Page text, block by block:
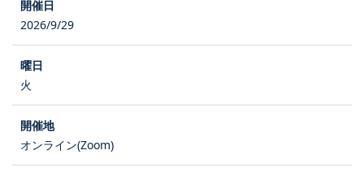
2026/9/29
火
オンライン(Zoom)